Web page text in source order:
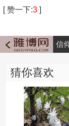
[赞一下:3 ]
信
猜你喜欢